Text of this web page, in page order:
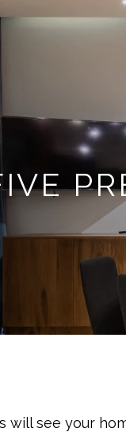
will see your